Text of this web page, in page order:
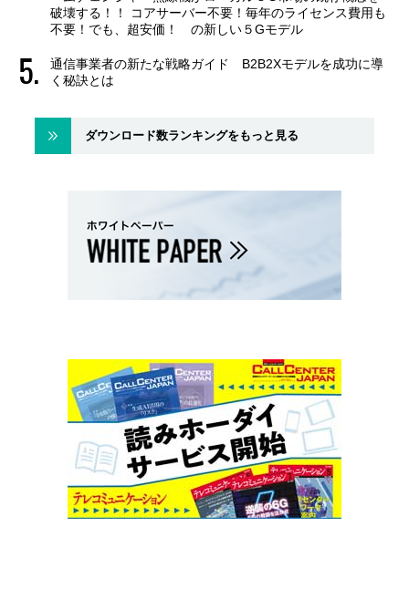
破壊する！！ コアサーバー不要！毎年のライセンス費用も
不要！でも、超安価！ の新しい５Gモデル
通信事業者の新たな戦略ガイド B2B2Xモデルを成功に導
く秘訣とは
ダウンロード数ランキングをもっと見る